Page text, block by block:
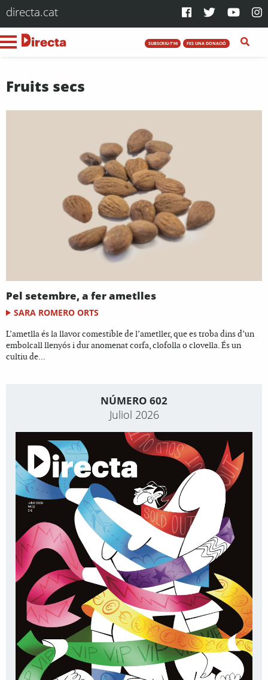
directa.cat
SUBSCRIU-T'HI FES UNA DONACIÓ
Fruits secs
Pel setembre, a fer ametlles
SARA ROMERO ORTS
L’ametlla és la llavor comestible de l’ametller, que es troba dins d’un
embolcall llenyós i dur anomenat corfa, clofolla o clovella. És un
cultiu de...
NÚMERO 602
Juliol 2026